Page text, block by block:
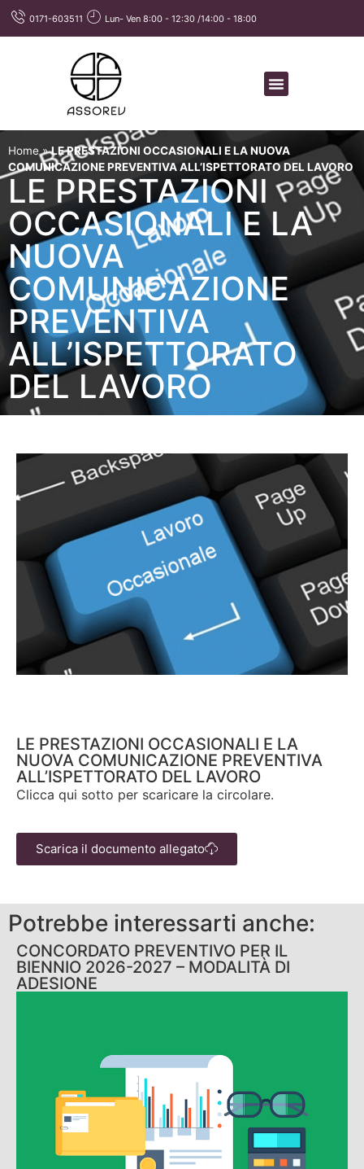
0171-603511 Lun- Ven 8:00 - 12:30 /14:00 - 18:00
Home»LE PRESTAZIONI OCCASIONALI E LA NUOVA
COMUNICAZIONE PREVENTIVA ALL’ISPETTORATO DEL LAVORO
LE PRESTAZIONI
OCCASIONALI E LA
NUOVA
COMUNICAZIONE
PREVENTIVA
ALL’ISPETTORATO
DEL LAVORO
LE PRESTAZIONI OCCASIONALI E LA
NUOVA COMUNICAZIONE PREVENTIVA
ALL’ISPETTORATO DEL LAVORO
Clicca qui sotto per scaricare la circolare.
Scarica il documento allegato
Potrebbe interessarti anche:
CONCORDATO PREVENTIVO PER IL
BIENNIO 2026-2027 – MODALITÀ DI
ADESIONE